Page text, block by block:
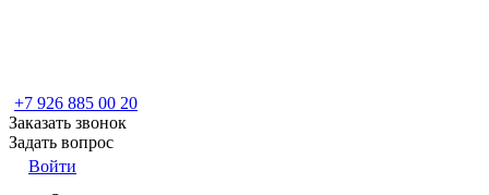
+7 926 885 00 20
Заказать звонок
Задать вопрос
Войти